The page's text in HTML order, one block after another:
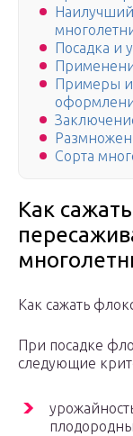
Наилучший
Посадка и
Примеры
Сорта
Как
Как сажать
При посадке
следующие